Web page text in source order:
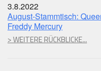
3.8.2022
August-Stammtisch:
Freddy Mercury
> WEITERE RÜCKBLICKE...